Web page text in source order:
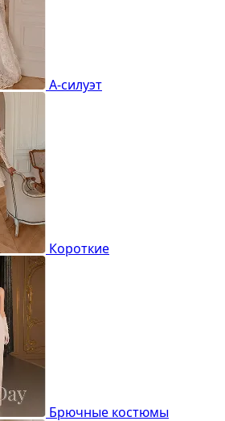
А-силуэт
Короткие
Брючные костюмы